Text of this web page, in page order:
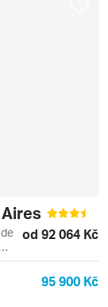
od 92 064 Kč
95 900 Kč